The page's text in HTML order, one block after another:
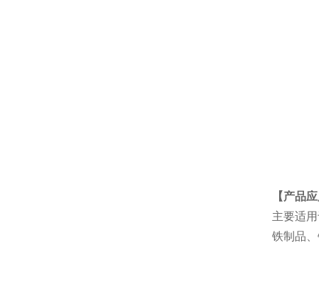
【产品
主要适
铁制品